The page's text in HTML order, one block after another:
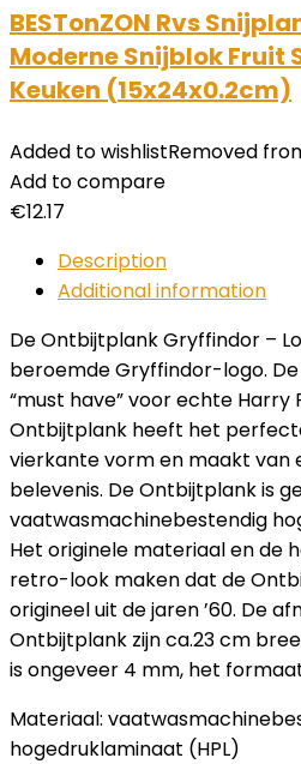
BESTonZON Rvs
Moderne Snijblok Fruit
Keuken (15x24x0.2cm)
Added to wishlistRemoved
Add to compare
€12.17
Description
Additional information
De Ontbijtplank Gryffindor –
beroemde Gryffindor-logo.
“must have” voor echte
Ontbijtplank heeft het
vierkante vorm en maakt van
belevenis. De Ontbijtplank is
vaatwasmachinebestendig
Het originele materiaal en de
retro-look maken dat de
origineel uit de jaren ’60. De
Ontbijtplank zijn ca.23 cm
is ongeveer 4 mm, het
Materiaal:
hogedruklaminaat (HPL)